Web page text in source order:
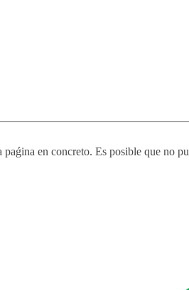
en concreto. Es posible que